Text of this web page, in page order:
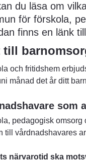
du läsa om
för förskola,
finns en länk
till
och fritidshem
månad det år ditt
som
pedagogisk omsorg
till vårdnadshavares
närvarotid ska